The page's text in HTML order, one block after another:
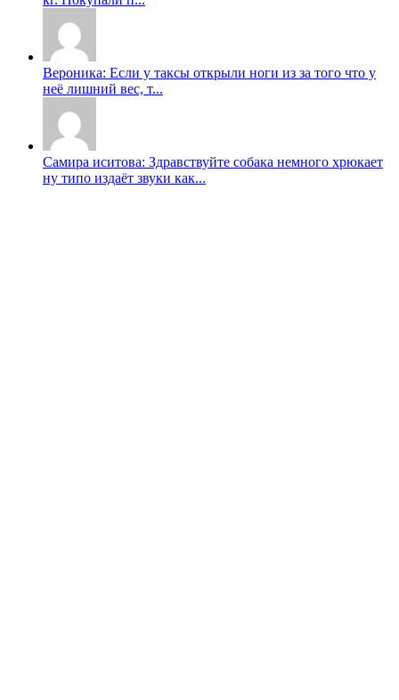
Вероника: Если у таксы открыли ноги из за того что у
неë лишний вес, т...
Самира иситова: Здравствуйте собака немного хрюкает
ну типо издаёт звуки как...